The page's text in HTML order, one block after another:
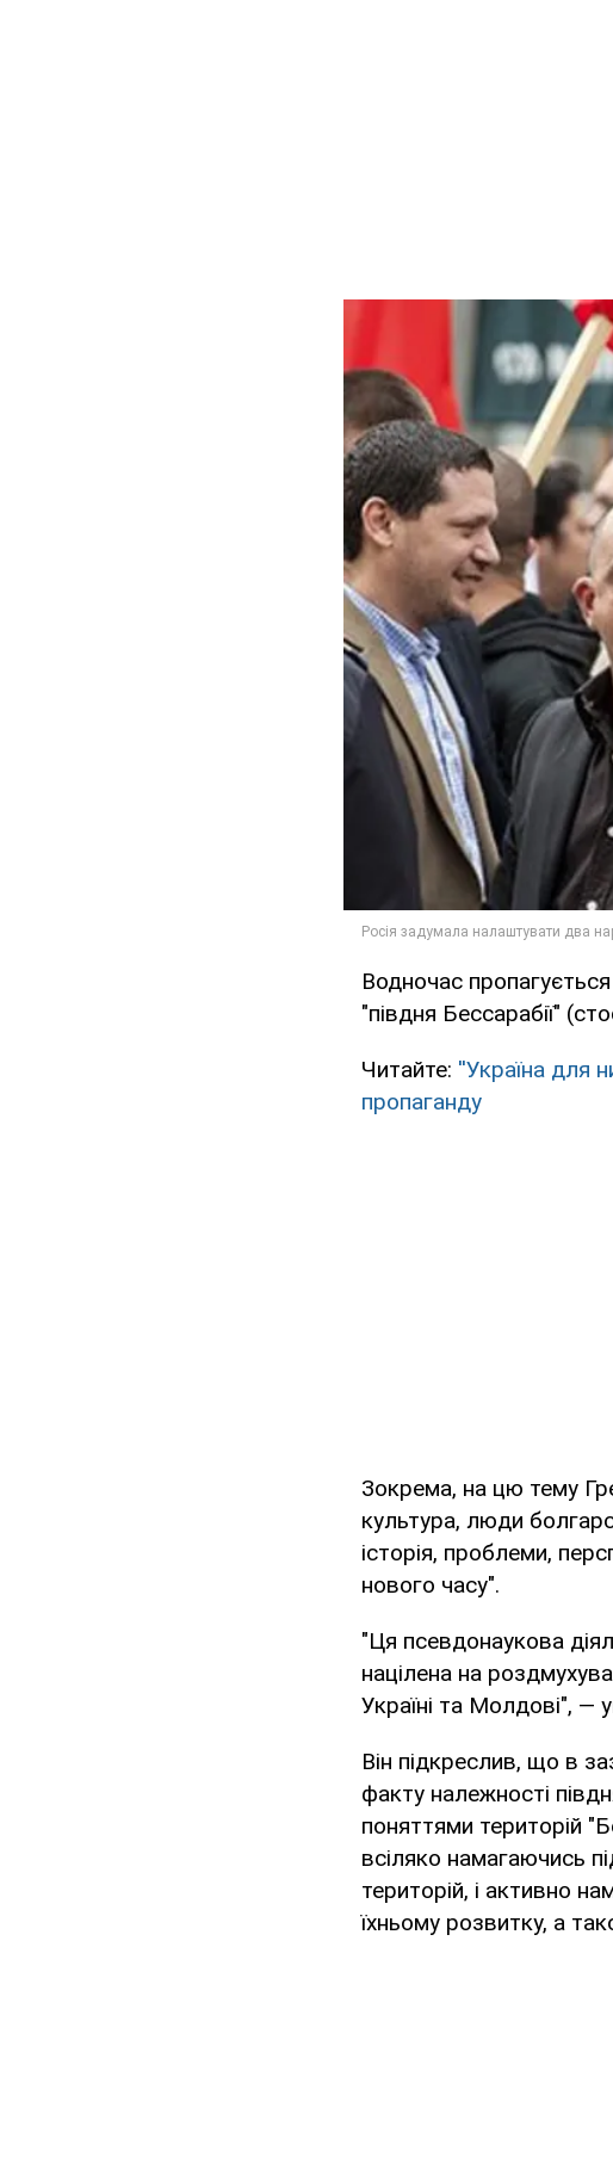
Водночас
"півдня Бессарабії"
Читайте: ''Україна для
пропаганду
Зокрема, на цю тему
культура, люди
історія, проблеми,
нового часу".
"Ця псевдонаукова
націлена на
Україні та Молдові", —
Він підкреслив, що в
факту належності
поняттями територій
всіляко намагаючись
територій, і активно
їхньому розвитку, а